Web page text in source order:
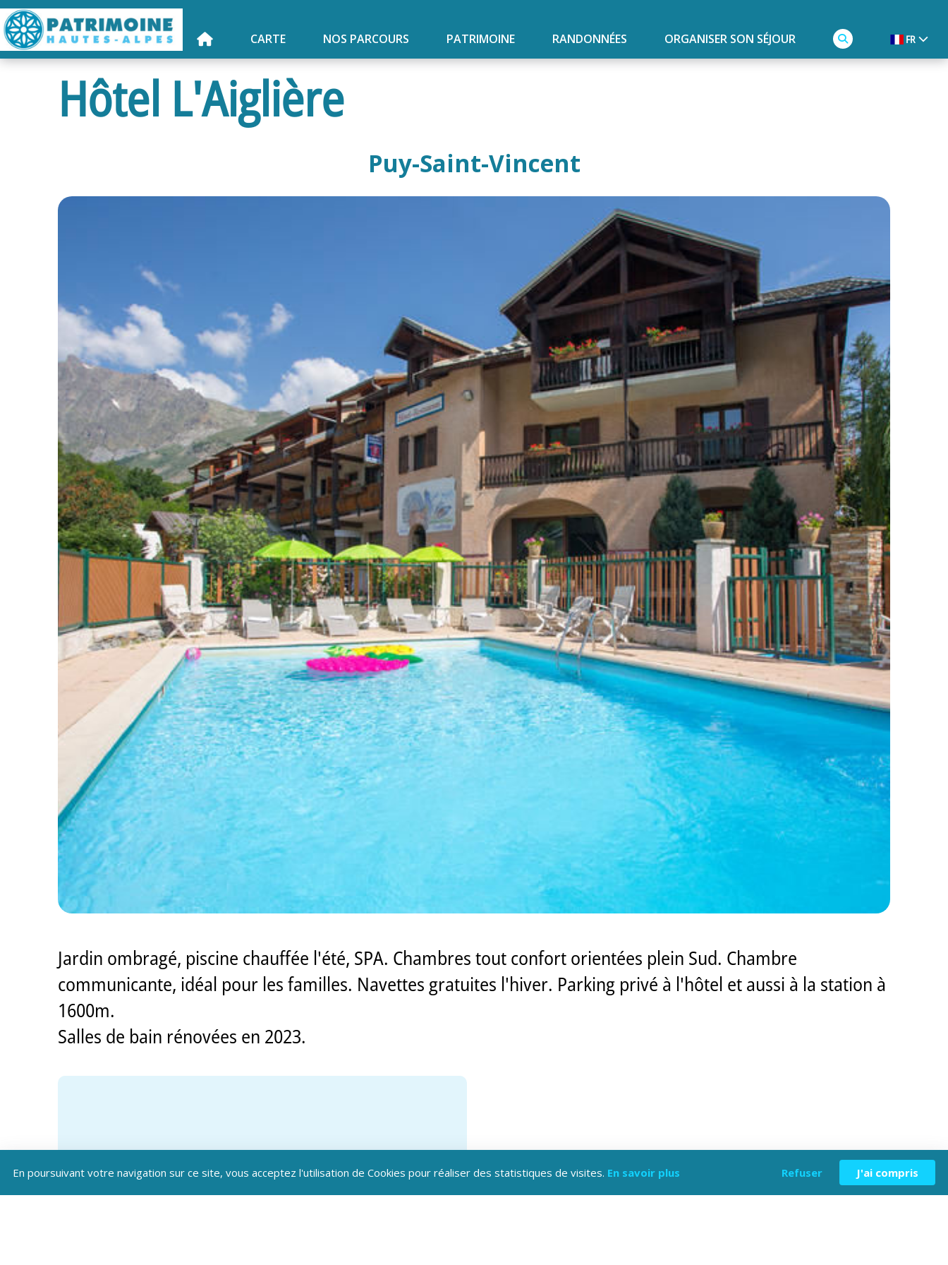
CARTE NOS PARCOURS PATRIMOINE RANDONNÉES ORGANISER SON SÉJOUR FR
Hôtel L'Aiglière
Puy-Saint-Vincent
Jardin ombragé, piscine chauffée l'été, SPA. Chambres tout confort orientées plein Sud. Chambre
communicante, idéal pour les familles. Navettes gratuites l'hiver. Parking privé à l'hôtel et aussi à la station à
1600m.
Salles de bain rénovées en 2023.
En poursuivant votre navigation sur ce site, vous acceptez l'utilisation de Cookies pour réaliser des statistiques de visites. En savoir plus Refuser J'ai compris